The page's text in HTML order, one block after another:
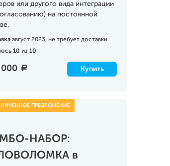
или другого вида интеграции
на постоянной
август 2023, не требует доставки
10 из 10
000 a Купить
НАБОР:
в